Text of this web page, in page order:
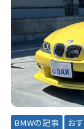
BMWの記事 お